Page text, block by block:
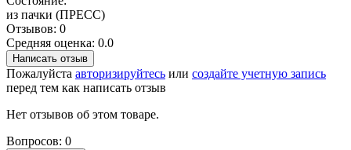
из пачки (ПРЕСС)
Отзывов: 0
Средняя оценка: 0.0
Написать отзыв
Пожалуйста авторизируйтесь или создайте учетную запись
перед тем как написать отзыв
Нет отзывов об этом товаре.
Вопросов: 0